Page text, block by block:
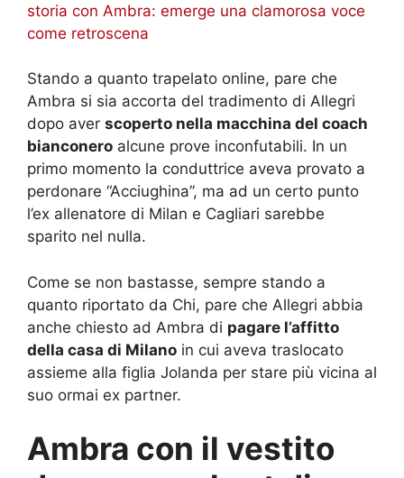
storia con Ambra: emerge una clamorosa voce
come retroscena
Stando a quanto trapelato online, pare che
Ambra si sia accorta del tradimento di Allegri
dopo aver scoperto nella macchina del coach
bianconero alcune prove inconfutabili. In un
primo momento la conduttrice aveva provato a
perdonare “Acciughina”, ma ad un certo punto
l’ex allenatore di Milan e Cagliari sarebbe
sparito nel nulla.
Come se non bastasse, sempre stando a
quanto riportato da Chi, pare che Allegri abbia
anche chiesto ad Ambra di pagare l’affitto
della casa di Milano in cui aveva traslocato
assieme alla figlia Jolanda per stare più vicina al
suo ormai ex partner.
Ambra con il vestito